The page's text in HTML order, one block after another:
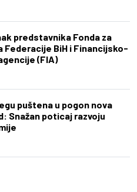
predstavnika Fonda za
Federacije BiH i Financijsko-
(FIA)
puštena u pogon nova
Snažan poticaj razvoju